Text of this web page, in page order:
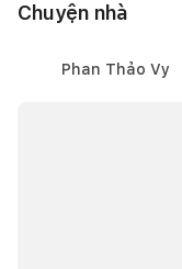
Chuyện nhà
Phan Thảo Vy